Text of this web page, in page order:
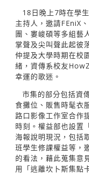
18日晚上7時在學
主持人，邀請FEniX
團、婁峻碩等多組藝
掌聲及尖叫聲此起彼
仲提及大學時期在校
緒，資傳系校友
幸運的歌迷。
市集的部分包括資
食攤位、販售時髦衣
路口影像工作室合作
時刻。權益部也設置
海報說明現況，包括
班學生修課權益等，
的看法，藉此蒐集意
用「逃離坎卜斯集點